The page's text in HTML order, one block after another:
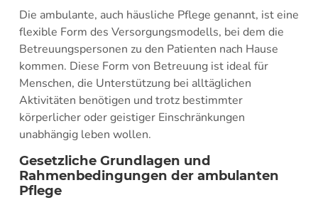
Die ambulante, auch häusliche Pflege genannt, ist eine
flexible Form des Versorgungsmodells, bei dem die
Betreuungspersonen zu den Patienten nach Hause
kommen. Diese Form von Betreuung ist ideal für
Menschen, die Unterstützung bei alltäglichen
Aktivitäten benötigen und trotz bestimmter
körperlicher oder geistiger Einschränkungen
unabhängig leben wollen.
Gesetzliche Grundlagen und
Rahmenbedingungen der ambulanten
Pflege